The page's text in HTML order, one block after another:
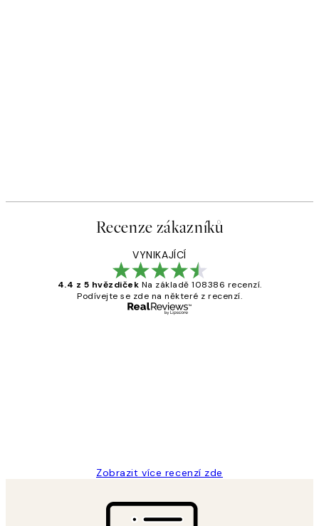
Recenze zákazníků
VYNIKAJÍCÍ
4.4 z 5 hvězdiček Na základě 108386 recenzí.
Podívejte se zde na některé z recenzí.
Zobrazit více recenzí zde